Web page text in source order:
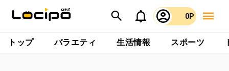
0P
トップ バラエティ 生活情報 スポーツ